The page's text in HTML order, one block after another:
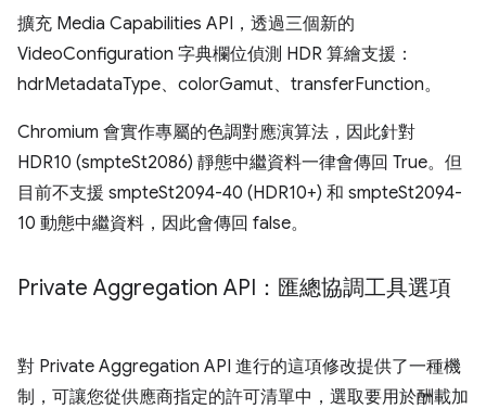
擴充 Media Capabilities API，透過三個新的
VideoConfiguration 字典欄位偵測 HDR 算繪支援：
hdrMetadataType、colorGamut、transferFunction。
Chromium 會實作專屬的色調對應演算法，因此針對
HDR10 (smpteSt2086) 靜態中繼資料一律會傳回 True。但
目前不支援 smpteSt2094-40 (HDR10+) 和 smpteSt2094-
10 動態中繼資料，因此會傳回 false。
Private Aggregation API：匯總協調工具選項
對 Private Aggregation API 進行的這項修改提供了一種機
制，可讓您從供應商指定的許可清單中，選取要用於酬載加